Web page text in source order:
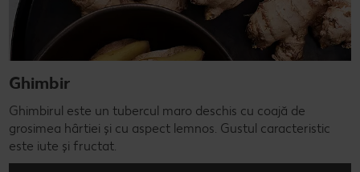
Ghimbir
Ghimbirul este un tubercul maro deschis cu coajă de
grosimea hârtiei și cu aspect lemnos. Gustul caracteristic
este iute și fructat.